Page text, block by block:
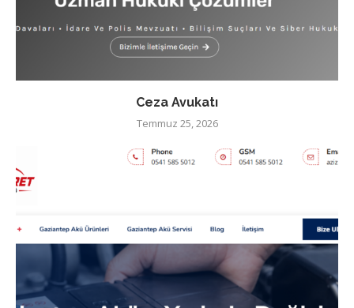
Ceza Avukatı
Temmuz 25, 2026